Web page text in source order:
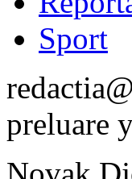
Sport
preluare